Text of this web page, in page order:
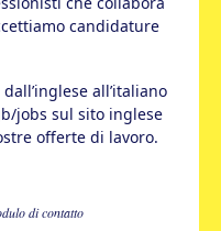
candidature
all’italiano
jobs sul sito inglese
offerte di lavoro.
di contatto